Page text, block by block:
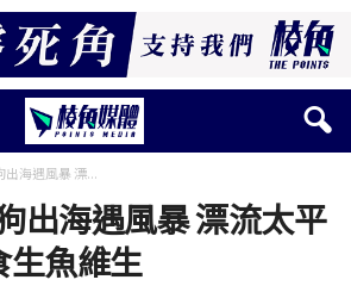
出海遇風暴 漂...
出海遇風暴 漂流太平
生魚維生